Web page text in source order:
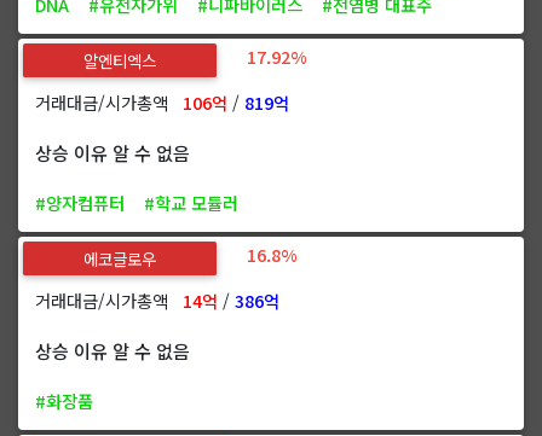
알엔티엑스
17.92%
거래대금/시가총액 106억 / 819억
상승 이유 알 수 없음
#양자컴퓨터 #학교 모듈러
에코글로우
16.8%
거래대금/시가총액 14억 /386억
상승 이유 알 수 없음
#화장품